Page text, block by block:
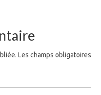
Les champs obligatoires